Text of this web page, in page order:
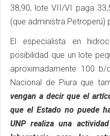
38,90, lote VII/VI paga
(que administra Petroperú)
El especialista en
posibilidad que un lote
aproximadamente 100
Nacional de Piura que
vengan a decir que el
que el Estado no puede
UNP realiza una